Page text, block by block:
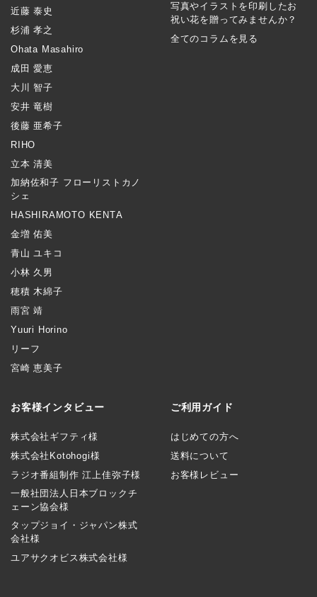
近藤 泰史
杉浦 孝之
Ohata Masahiro
成田 愛恵
大川 智子
安井 竜樹
後藤 亜希子
RIHO
立本 清美
加納佐和子 フローリストカノ
シェ
HASHIRAMOTO KENTA
金増 佑美
青山 ユキコ
小林 久男
穂積 木綿子
雨宮 靖
Yuuri Horino
リーフ
宮崎 恵美子
写真やイラストを印刷したお
祝い花を贈ってみませんか？
全てのコラムを見る
お客様インタビュー
株式会社ギフティ様
株式会社Kotohogi様
ラジオ番組制作 江上佳弥子様
一般社団法人日本ブロックチ
ェーン協会様
タップジョイ・ジャパン株式
会社様
ユアサクオビス株式会社様
ご利用ガイド
はじめての方へ
送料について
お客様レビュー